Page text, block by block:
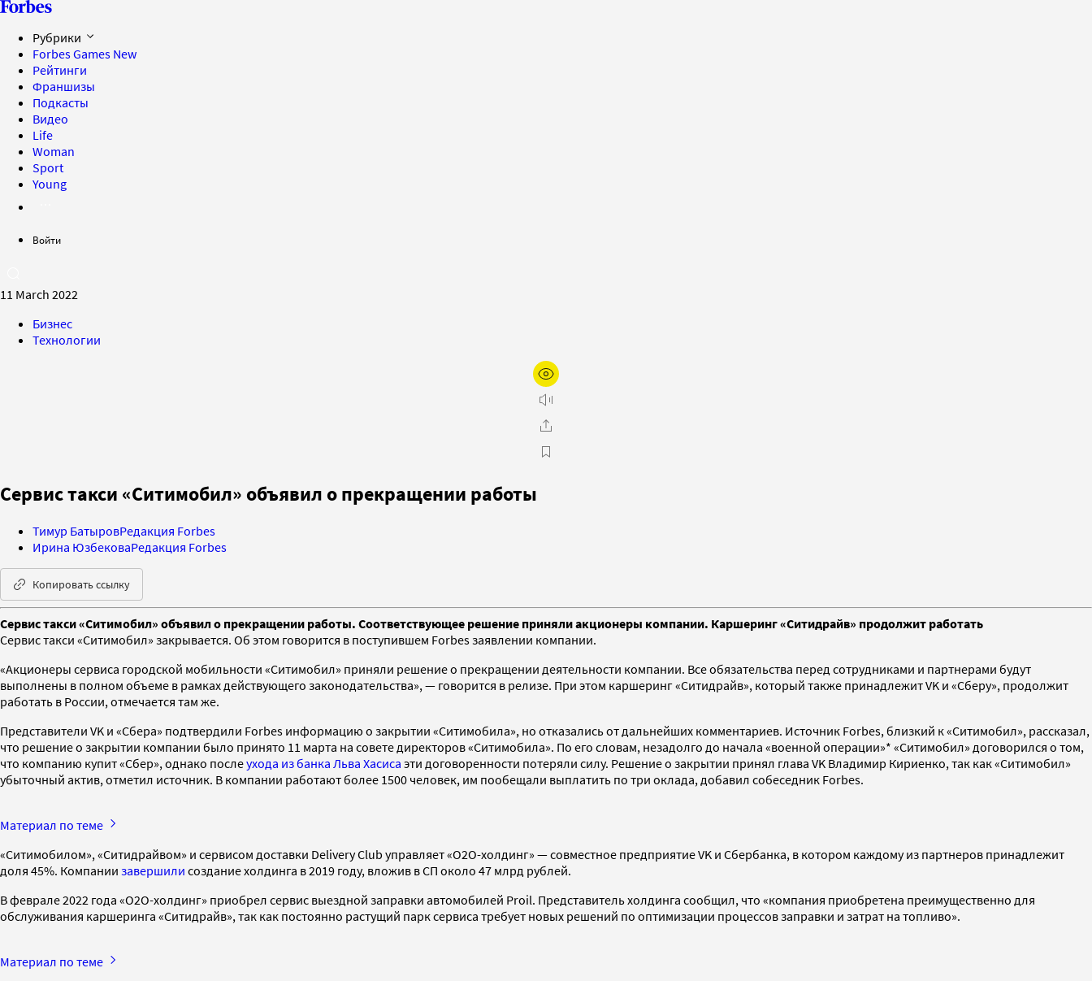
Рубрики
Forbes Games New
Рейтинги
Франшизы
Подкасты
Видео
Life
Woman
Sport
Young
Войти
11 March 2022
Бизнес
Технологии
Сервис такси «Ситимобил» объявил о прекращении работы
Тимур БатыровРедакция Forbes
Ирина ЮзбековаРедакция Forbes
Копировать ссылку
Сервис такси «Ситимобил» объявил о прекращении работы. Соответствующее решение приняли акционеры компании. Каршеринг «Ситидрайв» продолжит работать
Сервис такси «Ситимобил» закрывается. Об этом говорится в поступившем Forbes заявлении компании.
«Акционеры сервиса городской мобильности «Ситимобил» приняли решение о прекращении деятельности компании. Все обязательства перед сотрудниками и партнерами будут
выполнены в полном объеме в рамках действующего законодательства», — говорится в релизе. При этом каршеринг «Ситидрайв», который также принадлежит VK и «Сберу», продолжит
работать в России, отмечается там же.
Представители VK и «Сбера» подтвердили Forbes информацию о закрытии «Ситимобила», но отказались от дальнейших комментариев. Источник Forbes, близкий к «Ситимобил», рассказал,
что решение о закрытии компании было принято 11 марта на совете директоров «Ситимобила». По его словам, незадолго до начала «военной операции»* «Ситимобил» договорился о том,
что компанию купит «Сбер», однако послеухода из банка Льва Хасиса эти договоренности потеряли силу. Решение о закрытии принял глава VK Владимир Кириенко, так как «Ситимобил»
убыточный актив, отметил источник. В компании работают более 1500 человек, им пообещали выплатить по три оклада, добавил собеседник Forbes.
Материал по теме
«Ситимобилом», «Ситидрайвом» и сервисом доставки Delivery Club управляет «О2О-холдинг» — совместное предприятие VK и Сбербанка, в котором каждому из партнеров принадлежит
доля 45%. Компании завершили создание холдинга в 2019 году, вложив в СП около 47 млрд рублей.
В феврале 2022 года «О2О-холдинг» приобрел сервис выездной заправки автомобилей Proil. Представитель холдинга сообщил, что «компания приобретена преимущественно для
обслуживания каршеринга «Ситидрайв», так как постоянно растущий парк сервиса требует новых решений по оптимизации процессов заправки и затрат на топливо».
Материал по теме